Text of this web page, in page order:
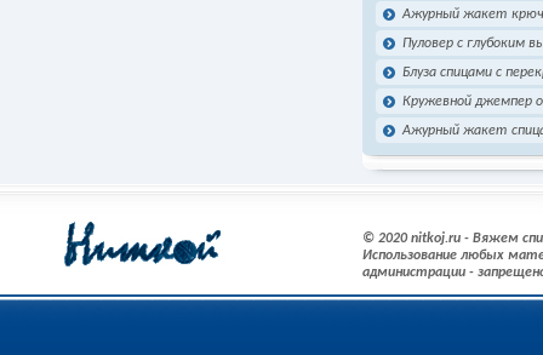
Ажурный жакет
Пуловер с глубоким
Блуза спицами с
Кружевной джемпер
Ажурный жакет
© 2020 nitkoj.ru - Вяжем
Использование любых
администрации -